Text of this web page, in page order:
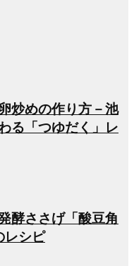
炒めの作り方－池
る「つゆだく」レ
酵ささげ「酸豆角
レシピ